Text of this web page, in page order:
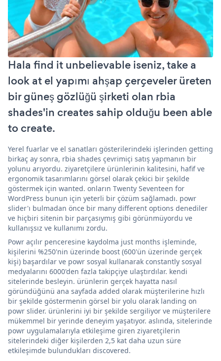
Hala find it unbelievable iseniz, take a
look at el yapımı ahşap çerçeveler üreten
bir güneş gözlüğü şirketi olan rbia
shades'in creates sahip olduğu been able
to create.
Yerel fuarlar ve el sanatları gösterilerindeki işlerinden getting
birkaç ay sonra, rbia shades çevrimiçi satış yapmanın bir
yolunu arıyordu. ziyaretçilere ürünlerinin kalitesini, hafif ve
ergonomik tasarımlarını görsel olarak çekici bir şekilde
göstermek için wanted. onların Twenty Seventeen for
WordPress bunun için yeterli bir çözüm sağlamadı. powr
slider'ı bulmadan önce bir many different options denediler
ve hiçbiri sitenin bir parçasıymış gibi görünmüyordu ve
kullanışsız ve kullanımı zordu.
Powr açılır penceresine kaydolma just months işleminde,
kişilerini %250'nin üzerinde boost (600'ün üzerinde gerçek
kişi) başardılar ve powr sosyal kullanarak constantly sosyal
medyalarını 6000'den fazla takipçiye ulaştırdılar. kendi
sitelerinde besleyin. ürünlerin gerçek hayatta nasıl
göründüğünü ana sayfada added olarak müşterilerine hızlı
bir şekilde göstermenin görsel bir yolu olarak landing on
powr slider. ürünlerini iyi bir şekilde sergiliyor ve müşterilere
mükemmel bir yerinde deneyim yaşatıyor. aslında, sitelerinde
powr uygulamalarıyla etkileşime giren ziyaretçilerin
sitelerindeki diğer kişilerden 2,5 kat daha uzun süre
etkileşimde bulundukları discovered.